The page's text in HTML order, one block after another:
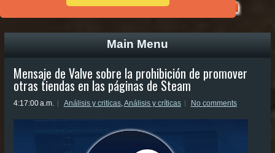
Main Menu
Mensaje de Valve sobre la prohibición de promover
otras tiendas en las páginas de Steam
4:17:00 a.m. Análisis y criticas,Análisis y críticas No comments